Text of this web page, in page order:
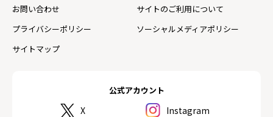
公式アカウント
X Instagram
お問い合わせ
サイトのご利用について
プライバシーポリシー
ソーシャルメディアポリシー
サイトマップ